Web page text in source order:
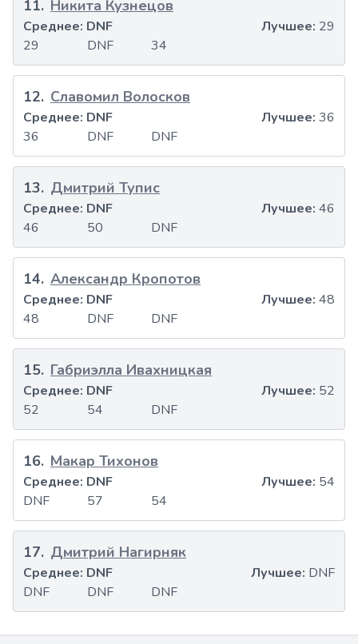
11. Никита Кузнецов
29 DNF 34
Среднее: DNF Лучшее: 29
12. Славомил Волосков
36 DNF DNF
Среднее: DNF Лучшее: 36
13. Дмитрий Тупис
46 50 DNF
Среднее: DNF Лучшее: 46
14. Александр Кропотов
48 DNF DNF
Среднее: DNF Лучшее: 48
15. Габриэлла Ивахницкая
52 54 DNF
Среднее: DNF Лучшее: 52
16. Макар Тихонов
DNF 57 54
Среднее: DNF Лучшее: 54
17. Дмитрий Нагирняк
DNF DNF DNF
Среднее: DNF Лучшее: DNF